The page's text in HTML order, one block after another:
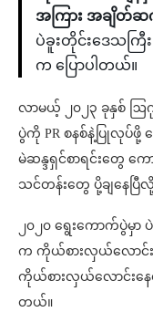
အကြား အချိတ်
ပဲခူးတိုင်းဒေသက
က ​ပြောပါတယ်။
လာမယ့် ၂၀၂၃ ခုနှစ် ဩ
ပွဲကို PR စနစ်နဲ့ပြုလုပ်ဖို့
မဲဆန္ဒရှင်စာရင်းတွေ
သင်တန်းတွေ ပို့ချနေပ
၂၀၂၀ ရွေးကောက်ပွဲမှာ
က ကိုယ်စားလှယ်လောင်းန
ကိုယ်စားလှယ်လောင်းနေရ
တယ်။